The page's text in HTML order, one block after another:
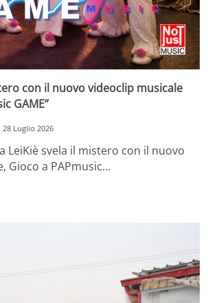
con il nuovo videoclip musicale
GAME”
28 Luglio 2026
LeiKiè svela il mistero con il nuovo
Gioco a PAPmusic…